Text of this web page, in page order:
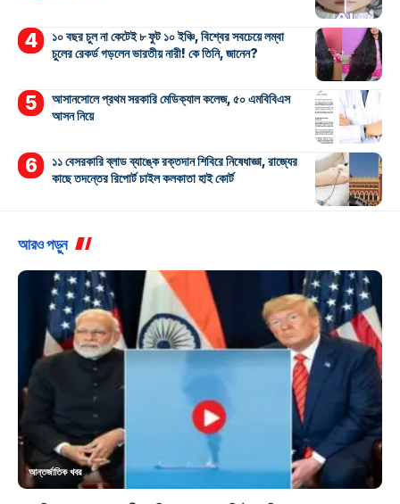
১০ বছর চুল না কেটেই ৮ ফুট ১০ ইঞ্চি, বিশ্বের সবচেয়ে লম্বা
চুলের রেকর্ড গড়লেন ভারতীয় নারী! কে তিনি, জানেন?
আসানসোলে প্রথম সরকারি মেডিক্যাল কলেজ, ৫০ এমবিবিএস
আসন নিয়ে
১১ বেসরকারি ব্লাড ব্যাঙ্কে রক্তদান শিবিরে নিষেধাজ্ঞা, রাজ্যের
কাছে তদন্তের রিপোর্ট চাইল কলকাতা হাই কোর্ট
আরও পড়ুন
আন্তর্জাতিক খবর